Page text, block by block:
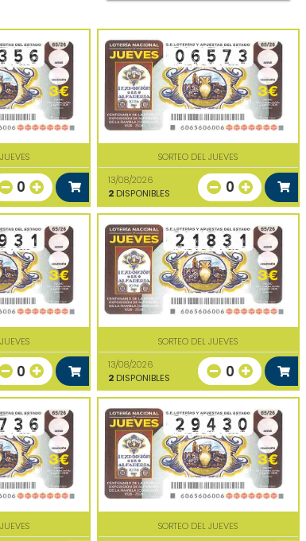
0
SORTEO DEL JUEVES
13/08/2026
2 DISPONIBLES 0
0
SORTEO DEL JUEVES
13/08/2026
2 DISPONIBLES 0
SORTEO DEL JUEVES